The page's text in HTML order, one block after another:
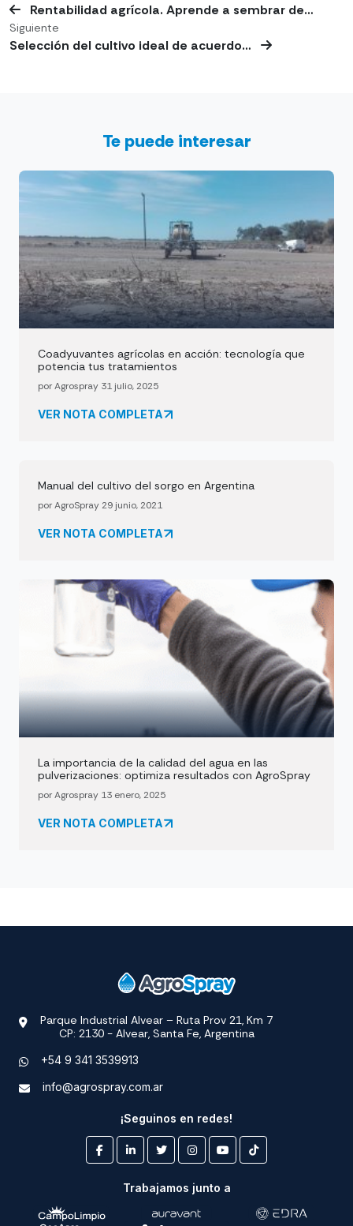
Rentabilidad agrícola. Aprende a sembrar de…
Siguiente
Selección del cultivo ideal de acuerdo…
Te puede interesar
Coadyuvantes agrícolas en acción: tecnología que
potencia tus tratamientos
por Agrospray 31 julio, 2025
VER NOTA COMPLETA
Manual del cultivo del sorgo en Argentina
por AgroSpray 29 junio, 2021
VER NOTA COMPLETA
La importancia de la calidad del agua en las
pulverizaciones: optimiza resultados con AgroSpray
por Agrospray 13 enero, 2025
VER NOTA COMPLETA
Parque Industrial Alvear – Ruta Prov 21, Km 7
CP: 2130 - Alvear, Santa Fe, Argentina
+54 9 341 3539913
info@agrospray.com.ar
¡Seguinos en redes!
Trabajamos junto a